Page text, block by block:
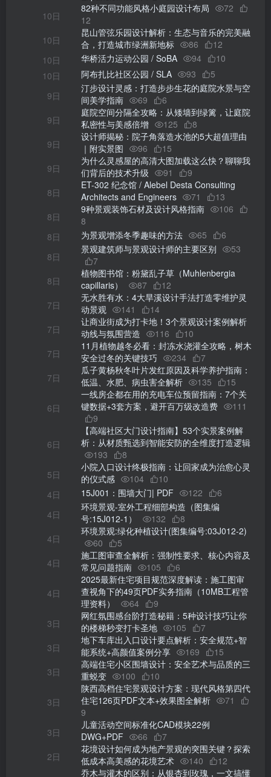
10日
82种不同功能风格小庭园设计布局
72
12
10日
昆山管弦乐园设计解析：生态与音乐的完美融
合，打造城市绿洲新地标
86
12
10日
华桥活力运动公园 / SoBA 94
10
10日
阿布扎比社区公园 / SLA 93
5
9日
汀步设计灵感：打造步步生花的庭院水景与空
间美学指南
69
6
9日
庭院空间分隔全攻略：从矮墙到绿篱，让庭院
私密性与美感倍增
125
8
9日
设计师揭秘：院子角落造水池的5大超值理由
｜附实景图
96
15
9日
为什么灵感屋的高清大图加载这么快？聊聊我
们背后的技术升级
91
9
8日
ET-302 纪念馆 / Alebel Desta Consulting
Architects and Engineers
71
13
8日
9种景观装饰石材及设计风格指南
106
8
8日
为景观增添冬季趣味的方法 65
6
8日
景观建筑师与景观设计师的主要区别
53
7
8日
植物图书馆：粉黛乱子草（Muhlenbergia
capillaris）
87
12
7日
无水胜有水：4大旱溪设计手法打造零维护灵
动景观
141
14
7日
让商业街成为打卡地！3个景观设计案例解析
动线与氛围营造
116
10
7日
11月植物越冬必看：封冻水浇灌全攻略，树木
安全过冬的关键技巧
234
7
7日
瓜子黄杨秋冬叶片发红原因及科学养护指南：
低温、水肥、病虫害全解析
135 15
6日
一线房企都在用的充电车位预留指南：7个关
键数据+3套方案，避开百万级改造费
111
9
6日
【高端社区大门设计指南】53个实景案例解
析：从材质甄选到智能安防的全维度打造逻辑
193
8
5日
小院入口设计终极指南：让回家成为治愈心灵
的仪式感
104
10
4日
15J001：围墙大门| PDF 122
6
4日
环境景观-室外工程细部构造（图集编
号:15J012-1）
132
8
4日
环境景观:绿化种植设计(图集编号:03J012-2)
60
5
4日
施工图审查全解析：强制性要求、核心内容及
常见问题指南
105 6
4日
2025最新住宅项目规范深度解读：施工图审
查视角下的49页PDF实务指南（10MB工程管
理资料）
64
9
3日
网红氛围感台阶打造秘籍：5种设计技巧让你
的楼梯秒变打卡圣地
105
7
3日
地下车库出入口设计要点解析：安全规范+智
能系统+高颜值案例分享
169
15
3日
高端住宅小区围墙设计：安全艺术与品质的三
重蜕变
100 10
3日
陕西高档住宅景观设计方案：现代风格第四代
住宅126页PDF文本+效果图全解析
71
9
3日
儿童活动空间标准化CAD模块22例
DWG+PDF
66
7
2日
花境设计如何成为地产景观的突围关键？探索
低成本高美感的花境艺术
140
12
乔木与灌木的区别：从银杏到玫瑰，一文搞懂